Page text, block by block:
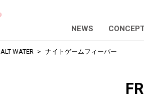
NEWS
WATER ナイトゲームフィーバー